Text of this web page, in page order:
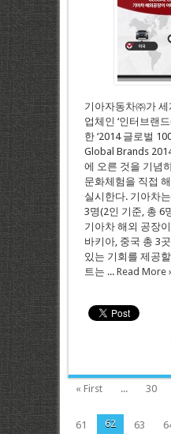
기아자동차㈜가
업체인 ‘인터브랜
한 ‘2014 글로벌
Global Brands
에 오른 것을 기념
문화체험을 직접
실시한다. 기아차
3명(2인 기준, 총 6
기아차 해외 공장
바키아, 중국 총 3
있는 기회를 제공
트는 ... Read More
« First ... 30
61
62 63